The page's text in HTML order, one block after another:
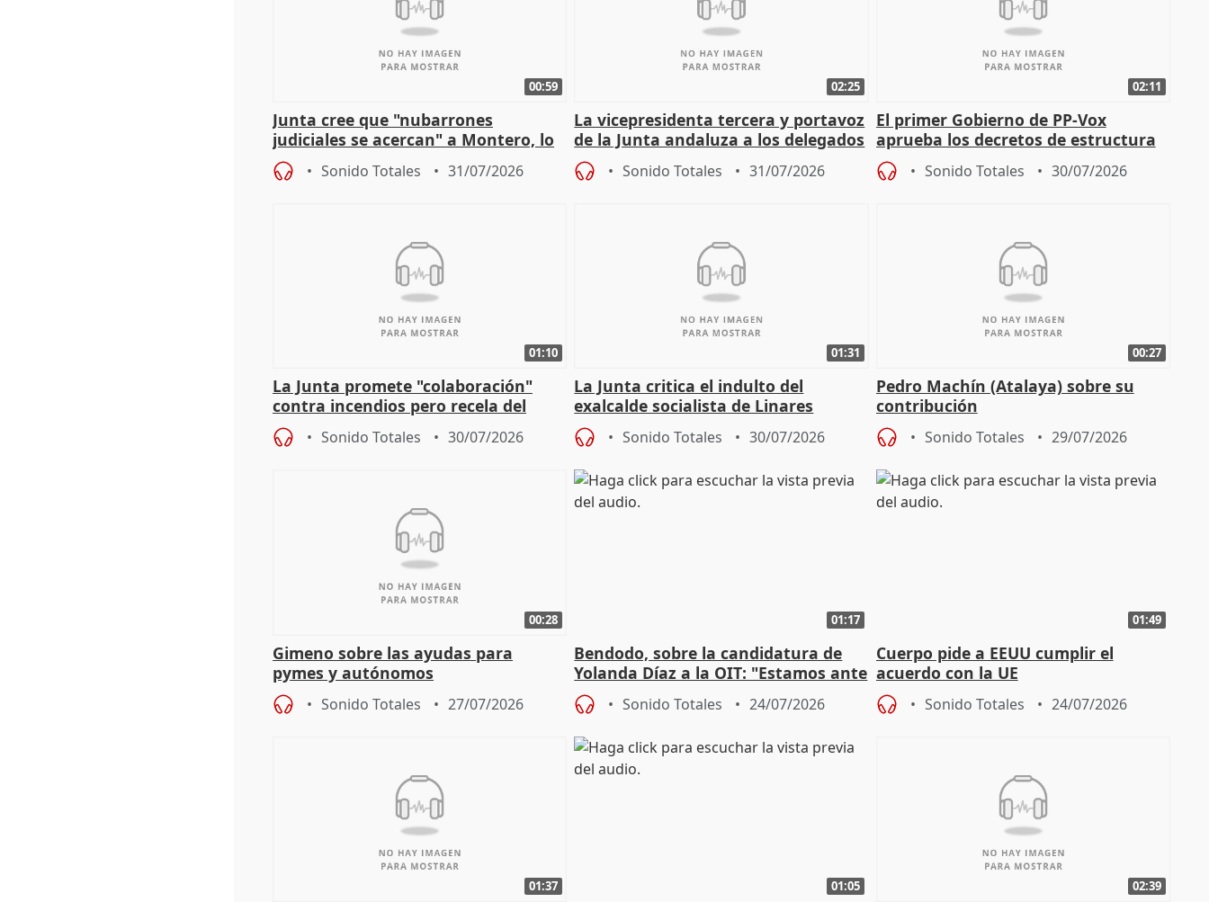
00:59
Junta cree que "nubarrones
judiciales se acercan" a Montero, lo
que la lleva a estar en el "ruido pe
Sonido Totales 31/07/2026
02:25
La vicepresidenta tercera y portavoz
de la Junta andaluza a los delegados
territoriales en Málaga
Sonido Totales 31/07/2026
02:11
El primer Gobierno de PP-Vox
aprueba los decretos de estructura
de sus consejerías
Sonido Totales 30/07/2026
01:10
La Junta promete "colaboración"
contra incendios pero recela del
pacto de Estado de Sánchez
Sonido Totales 30/07/2026
01:31
La Junta critica el indulto del
exalcalde socialista de Linares
"condenado por corrupción"
Sonido Totales 30/07/2026
00:27
Pedro Machín (Atalaya) sobre su
contribución
Sonido Totales 29/07/2026
00:28
Gimeno sobre las ayudas para
pymes y autónomos
Sonido Totales 27/07/2026
01:17
Bendodo, sobre la candidatura de
Yolanda Díaz a la OIT: "Estamos ante
un plan de evacuación"
Sonido Totales 24/07/2026
01:49
Cuerpo pide a EEUU cumplir el
acuerdo con la UE
Sonido Totales 24/07/2026
01:37 01:05 02:39